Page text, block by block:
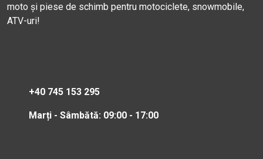
moto și piese de schimb pentru motociclete, snowmobile,
ATV-uri!
+40 745 153 295
Marți - Sâmbătă: 09:00 - 17:00